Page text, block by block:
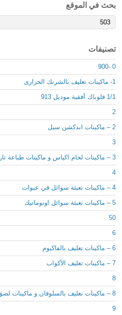
بحث في الموقع
تصنيفات
0 -900
1- ماكينات تغليف بالشرنك الحرارى
1/1 فلوباك أفقية موديل 913
2
2 – ماكينات اندكشن سيل
3
3 – ماكينات لحام اكياس و ماكينات طباعة تاريخ انتاج
4
4 – ماكينات تعبئة سوائل في عبوات
5 – ماكينات تعبئة سوائل اوتوماتيك
50
6
6 – ماكينات تغليف بالفاكيوم
7 – ماكينات تغليف الأكواب
8
8 – ماكينات تغليف بالسلوفان و ماكينات لصق ليبل دائرى
9